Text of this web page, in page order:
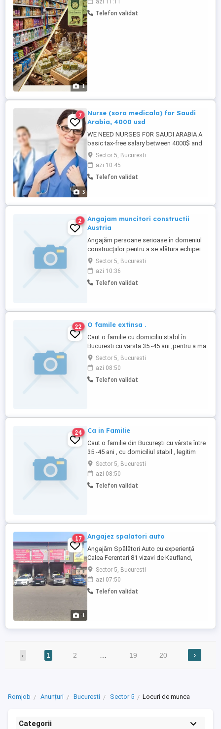
1
a asigura o experiență plăcută clienților
prin oferirea de consultanță competentă
azi 11:11
Telefon validat
3
7
Nurse (sora medicala) for Saudi
Arabia, 4000 usd
WE NEED NURSES FOR SAUDI ARABIA A
basic tax-free salary between 4000$ and
5500$ Transportation and
accommodation Provided. Paid
Accommodation allowance is an option (3
basic Salaries) 5 working days per week
ticket ...
Sector 5, Bucuresti
azi 10:45
Telefon validat
2
Angajam muncitori constructii
Austria
Angajăm persoane serioase în domeniul
construcțiilor pentru a se alătura echipei
noastre in Austria! Avem nevoie de 30 de
lucrători ! Firma noastră se ocupă cu
lucrări in interior și exterior! Oferim: Cazare
gratuită Transport gratuit Salariul
Sector 5, Bucuresti
azi 10:36
Telefon validat
22 O famile extinsa .
Caut o familie cu domiciliu stabil în
Bucuresti cu varsta 35 -45 ani ,pentru a ma
ajuta în treburi gospodărești , medici ,
când nu pot , pentru ajutorul dvs sunt
dispus sa fac la notar un contract de
întreținere, iar când nu voi mai fi sa va
Sector 5, Bucuresti
azi 08:50
Telefon validat
24 Ca in Familie
Caut o familie din București cu vârsta între
35 -45 ani , cu domiciliul stabil , legitim
căsătoriți pentru a ma ajuta în treburi
gospodărești, când e cazul la medici -
spital . Eu 70 ani co probleme de sănătate.
Pentru efortul și ajutorul acordat sunt
Sector 5, Bucuresti
azi 08:50
Telefon validat
1
17 Angajez spalatori auto
Angajăm Spălători Auto cu experiență
Calea Ferentari 81 vizavi de Kaufland,
vizavi de Poliția Locala sector 5. Salariu fix
+ comisioane atractive Program flexibil
Colectiv tânăr și de treabă. Pentru mai
multe informații ma găsiți la adresa
Sector 5, Bucuresti
azi 07:50
Telefon validat
‹ 1 2 19 20 ›
Romjob Anunțuri Bucuresti Sector 5 Locuri de munca
Categorii